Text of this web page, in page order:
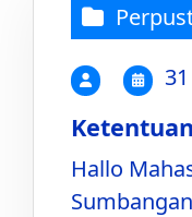
Hallo